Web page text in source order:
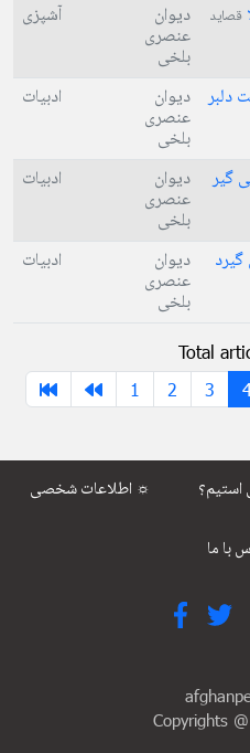
قصاید دیوان
عنصری
بلخی
آشپزی
دلبر دیوان
عنصری
بلخی
ادبیات
گیر دیوان
عنصری
بلخی
ادبیات
دیوان
عنصری
بلخی
ادبیات
Total
1
2 3
اطلاعات شخصی ☼
Copyrights